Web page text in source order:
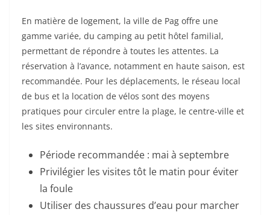
En matière de logement, la ville de Pag offre une
gamme variée, du camping au petit hôtel familial,
permettant de répondre à toutes les attentes. La
réservation à l’avance, notamment en haute saison, est
recommandée. Pour les déplacements, le réseau local
de bus et la location de vélos sont des moyens
pratiques pour circuler entre la plage, le centre-ville et
les sites environnants.
Période recommandée : mai à septembre
Privilégier les visites tôt le matin pour éviter
la foule
Utiliser des chaussures d’eau pour marcher